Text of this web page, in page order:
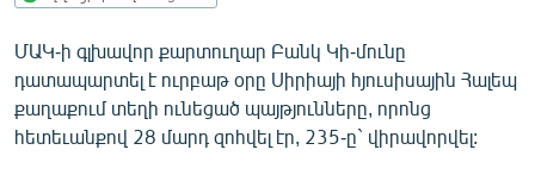
ՂԱՐԱԲԱՂ
ՊԱՏԵՐԱԶՄԻ 6 ՇԱԲԱԹՆԵՐԸ
ՏԱՐԱԾԱՇՐՋԱՆ
ՄԱԿ-ի գլխավոր քարտուղար Բանկ Կի-մունը
դատապարտել է ուրբաթ օրը Սիրիայի հյուսիսային Հալեպ
քաղաքում տեղի ունեցած պայթյունները, որոնց
հետեւանքով 28 մարդ զոհվել էր, 235-ը` վիրավորվել: